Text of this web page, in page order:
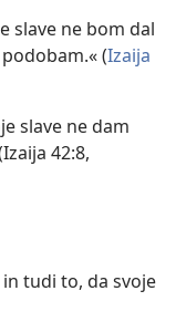
slave ne bom dal
(Izaija
slave ne dam
42:8,
tudi to, da svoje